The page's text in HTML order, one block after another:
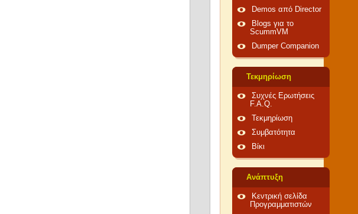
Demos από Director
Blogs για το
ScummVM
Dumper Companion
Τεκμηρίωση
Συχνές Ερωτήσεις
F.A.Q.
Τεκμηρίωση
Συμβατότητα
Βίκι
Ανάπτυξη
Κεντρική σελίδα
Προγραμματιστών